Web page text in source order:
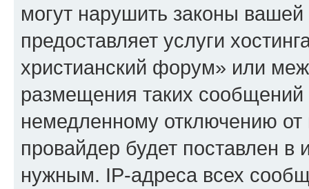
могут нарушить законы
предоставляет услуги
христианский форум» или
размещения таких
немедленному отключению
провайдер будет поставлен в
нужным. IP-адреса всех